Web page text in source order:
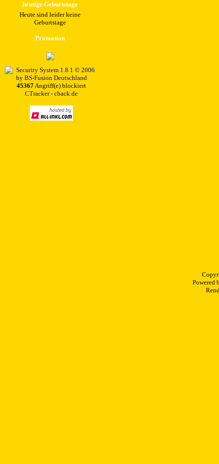
heutige Geburtstage
Heute sind leider keine
Geburtstage
Promotion
45367Angriff(e) blockiert
CTracker - cback.de
Powered